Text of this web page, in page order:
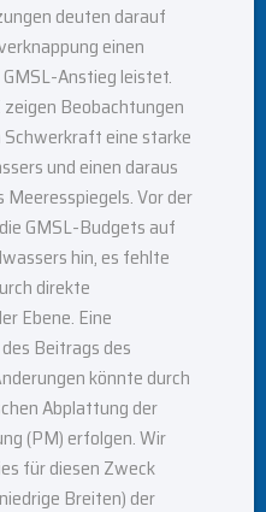
deuten darauf
einen
Anstieg leistet.
zeigen Beobachtungen
eine starke
und einen daraus
Vor der
GMSL-Budgets auf
hin, es fehlte
direkte
Ebene. Eine
Beitrags des
könnte durch
Abplattung der
(PM) erfolgen. Wir
für diesen Zweck
Breiten) der